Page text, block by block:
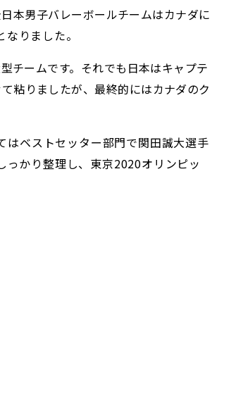
本男子バレーボールチームはカナダに
りました。
チームです。それでも日本はキャプテ
粘りましたが、最終的にはカナダのク
はベストセッター部門で関田誠大選手
かり整理し、東京2020オリンピッ